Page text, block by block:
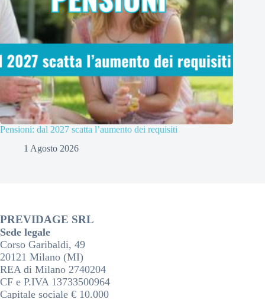
Pensioni: dal 2027 scatta l’aumento dei requisiti
1 Agosto 2026
PREVIDAGE SRL
Sede legale
Corso Garibaldi, 49
20121 Milano (MI)
REA di Milano 2740204
CF e P.IVA 13733500964
Capitale sociale € 10.000